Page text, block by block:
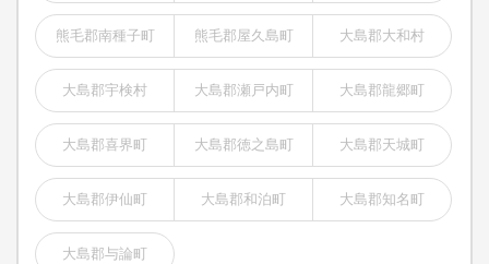
熊毛郡南種子町 熊毛郡屋久島町 大島郡大和村
大島郡宇検村 大島郡瀬戸内町 大島郡龍郷町
大島郡喜界町 大島郡徳之島町 大島郡天城町
大島郡伊仙町 大島郡和泊町 大島郡知名町
大島郡与論町